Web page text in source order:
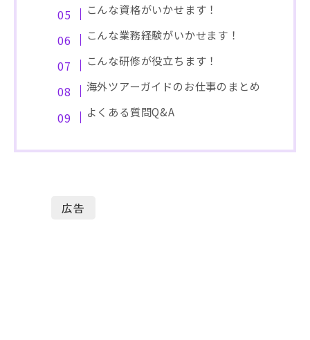
こんな資格がいかせます！
こんな業務経験がいかせます！
こんな研修が役立ちます！
海外ツアーガイドのお仕事のまとめ
よくある質問Q&A
広告